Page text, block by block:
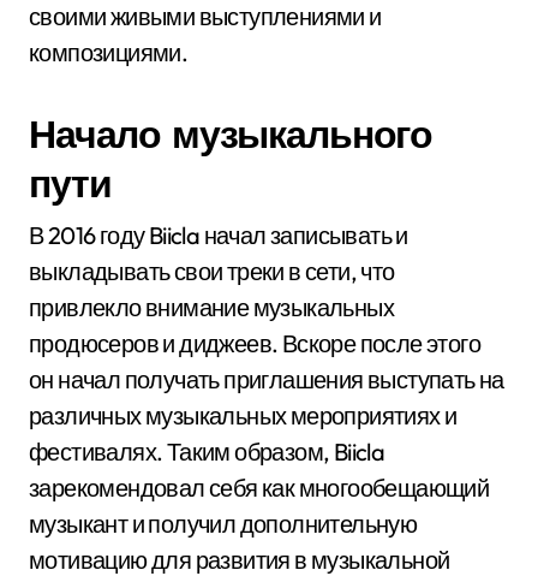
своими живыми выступлениями и
композициями.
Начало музыкального
пути
В 2016 году Biicla начал записывать и
выкладывать свои треки в сети, что
привлекло внимание музыкальных
продюсеров и диджеев. Вскоре после этого
он начал получать приглашения выступать на
различных музыкальных мероприятиях и
фестивалях. Таким образом, Biicla
зарекомендовал себя как многообещающий
музыкант и получил дополнительную
мотивацию для развития в музыкальной